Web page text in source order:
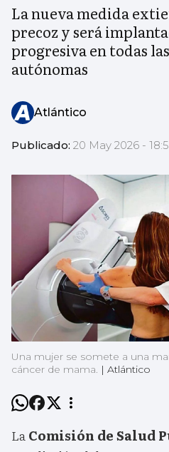
La nueva medida
precoz y será
progresiva en todas
autónomas
Atlántico
Publicado: 20 May 2026 -
Una mujer se somete a una
cáncer de mama. | Atlántico
LaComisión de Salud